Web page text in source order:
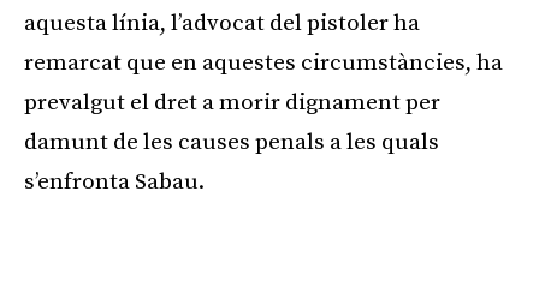
aquesta línia, l’advocat del pistoler ha
remarcat que en aquestes circumstàncies, ha
prevalgut el dret a morir dignament per
damunt de les causes penals a les quals
s’enfronta Sabau.